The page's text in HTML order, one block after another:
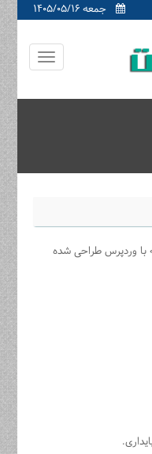
جمعه ۱۴۰۵/۰۵/۱۶
با وردپرس طراحی شده